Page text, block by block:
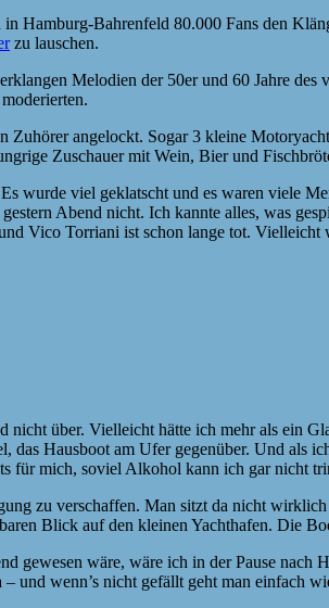
Hamburg-Bahrenfeld 80.000 Fans den
zu lauschen.
Melodien der 50er und 60 Jahre
Zuhörer angelockt. Sogar 3 kleine
Zuschauer mit Wein, Bier und
wurde viel geklatscht und es waren viele
Abend nicht. Ich kannte alles, was
Vico Torriani ist schon lange tot. Vielleicht
nicht über. Vielleicht hätte ich mehr als ein
das Hausboot am Ufer gegenüber. Und als
für mich, soviel Alkohol kann ich gar nicht
zu verschaffen. Man sitzt da nicht
Blick auf den kleinen Yachthafen. Die
gewesen wäre, wäre ich in der Pause
und wenn’s nicht gefällt geht man einfach